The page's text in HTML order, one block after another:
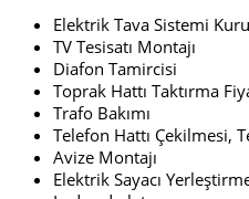
Elektrik Tava Sistemi
TV Tesisatı Montajı
Diafon Tamircisi
Toprak Hattı Taktırma
Trafo Bakımı
Telefon Hattı Çekilmesi,
Avize Montajı
Elektrik Sayacı